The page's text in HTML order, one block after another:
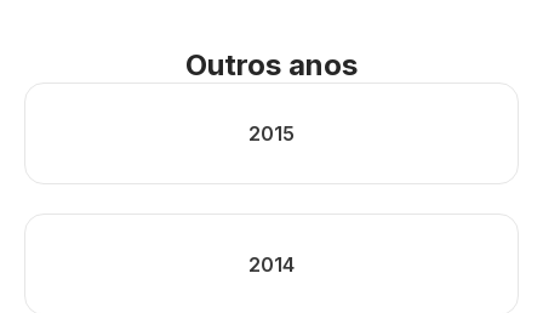
Outros anos
2015
2014